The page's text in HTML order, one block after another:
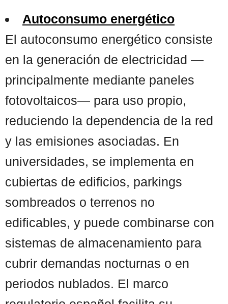
Autoconsumo energético
El autoconsumo energético consiste
en la generación de electricidad —
principalmente mediante paneles
fotovoltaicos— para uso propio,
reduciendo la dependencia de la red
y las emisiones asociadas. En
universidades, se implementa en
cubiertas de edificios, parkings
sombreados o terrenos no
edificables, y puede combinarse con
sistemas de almacenamiento para
cubrir demandas nocturnas o en
periodos nublados. El marco